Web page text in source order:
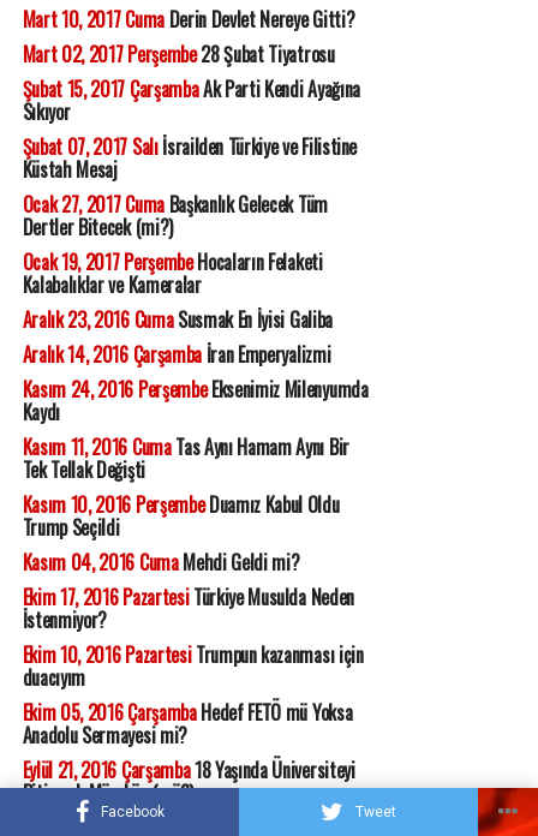
Facebook Tweet
Mart 10, 2017 CumaDerin Devlet Nereye Gitti?
Mart 02, 2017 Perşembe28 Şubat Tiyatrosu
Şubat 15, 2017 ÇarşambaAk Parti Kendi Ayağına
Sıkıyor
Şubat 07, 2017 Salıİsrailden Türkiye ve Filistine
Küstah Mesaj
Ocak 27, 2017 CumaBaşkanlık Gelecek Tüm
Dertler Bitecek (mi?)
Ocak 19, 2017 PerşembeHocaların Felaketi
Kalabalıklar ve Kameralar
Aralık 23, 2016 CumaSusmak En İyisi Galiba
Aralık 14, 2016 Çarşambaİran Emperyalizmi
Kasım 24, 2016 PerşembeEksenimiz Milenyumda
Kaydı
Kasım 11, 2016 CumaTas Aynı Hamam Aynı Bir
Tek Tellak Değişti
Kasım 10, 2016 PerşembeDuamız Kabul Oldu
Trump Seçildi
Kasım 04, 2016 CumaMehdi Geldi mi?
Ekim 17, 2016 PazartesiTürkiye Musulda Neden
İstenmiyor?
Ekim 10, 2016 PazartesiTrumpun kazanması için
duacıyım
Ekim 05, 2016 ÇarşambaHedef FETÖ mü Yoksa
Anadolu Sermayesi mi?
Eylül 21, 2016 Çarşamba18 Yaşında Üniversiteyi
Bitirmek Mümkün (mü?)
Eylül 07, 2016 Çarşamba
Biat ve Kula Kul Olma